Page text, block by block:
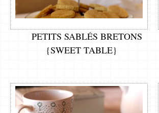
PETITS SABLÉS BRETONS
{SWEET TABLE}